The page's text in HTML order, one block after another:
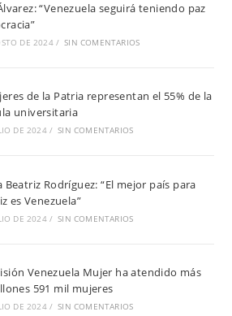
“Venezuela seguirá teniendo paz
DE 2024 / SIN COMENTARIOS
de la Patria representan el 55% de la
universitaria
DE 2024 / SIN COMENTARIOS
Beatriz Rodríguez: “El mejor país para
es Venezuela”
DE 2024 / SIN COMENTARIOS
Venezuela Mujer ha atendido más
591 mil mujeres
DE 2024 / SIN COMENTARIOS